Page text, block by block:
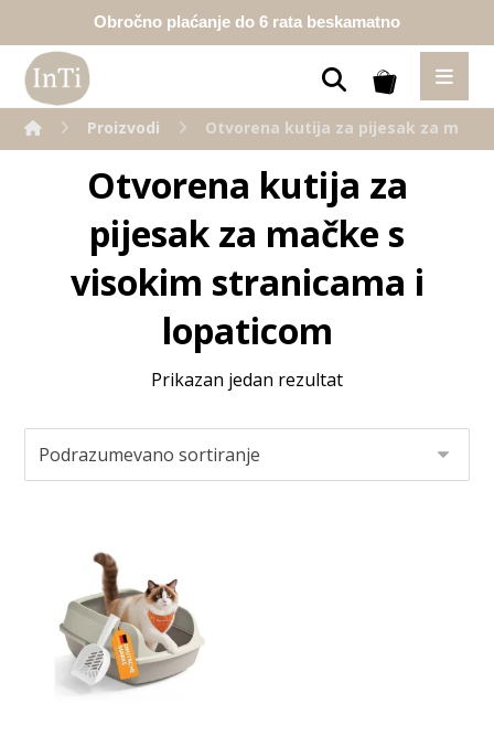
Obročno plaćanje do 6 rata beskamatno
Proizvodi Otvorena kutija za pijesak za
Otvorena kutija za
pijesak za mačke s
visokim stranicama i
lopaticom
Prikazan jedan rezultat